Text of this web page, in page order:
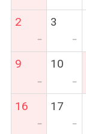
2
ー
3
ー
9
ー
10
ー
16
ー
17
ー